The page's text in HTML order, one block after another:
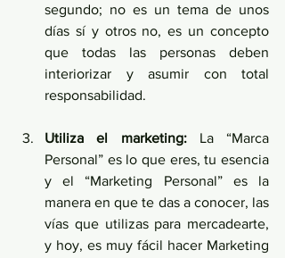
segundo; no es un tema de unos
días sí y otros no, es un concepto
que todas las personas deben
interiorizar y asumir con total
responsabilidad.
Utiliza el marketing: La “Marca
Personal” es lo que eres, tu esencia
y el “Marketing Personal” es la
manera en que te das a conocer, las
vías que utilizas para mercadearte,
y hoy, es muy fácil hacer Marketing